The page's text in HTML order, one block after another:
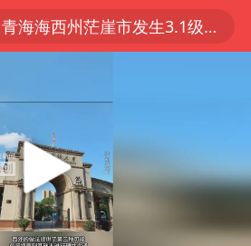
青海海西州茫崖市发生3.1级地震
台风白海豚登陆地点更新
看守所辅警收受10万获刑1年
台风白海豚进入48小时警戒线
吉林一“温度计大楼”读数爆表